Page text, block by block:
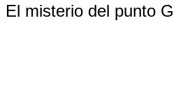
El misterio del punto G